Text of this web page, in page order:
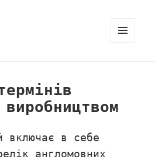
включає в себе
англомовних